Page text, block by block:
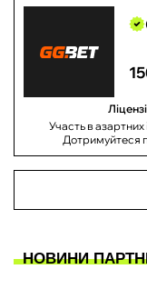
Участь в азартних
Дотримуйтеся